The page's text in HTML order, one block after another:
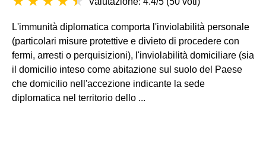
L'immunità diplomatica comporta l'inviolabilità personale
(particolari misure protettive e divieto di procedere con
fermi, arresti o perquisizioni), l'inviolabilità domiciliare (sia
il domicilio inteso come abitazione sul suolo del Paese
che domicilio nell'accezione indicante la sede
diplomatica nel territorio dello ...